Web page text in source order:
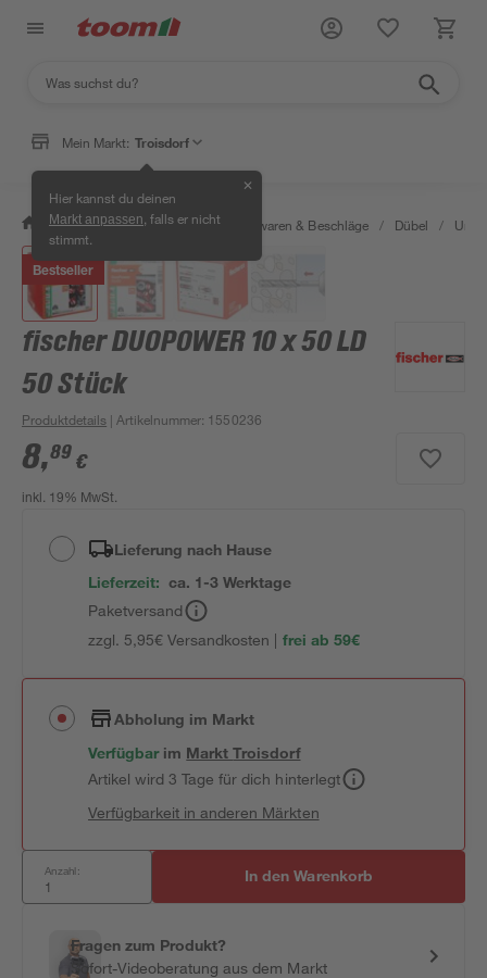
Mein Markt: Troisdorf
Hier kannst du deinen
Markt anpassen , falls er nicht
stimmt.
✕
/ Werkstatt & Maschinen / Eisenwaren & Beschläge / Dübel /
Bestseller
fischer DUOPOWER 10 x 50 LD
50 Stück
Produktdetails | Artikelnummer: 1550236
8,89 €
inkl. 19% MwSt.
Lieferung nach Hause
Lieferzeit: ca. 1-3 Werktage
Paketversand
zzgl. 5,95€ Versandkosten | frei ab 59€
Abholung im Markt
Verfügbar im MarktTroisdorf
Artikel wird 3 Tage für dich hinterlegt
Verfügbarkeit in anderen Märkten
Anzahl: In den Warenkorb
Fragen zum Produkt?
Sofort-Videoberatung aus dem Markt